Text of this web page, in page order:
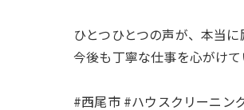
ひとつひとつの声が、本当
今後も丁寧な仕事を心がけて
#西尾市 #ハウスクリーニン